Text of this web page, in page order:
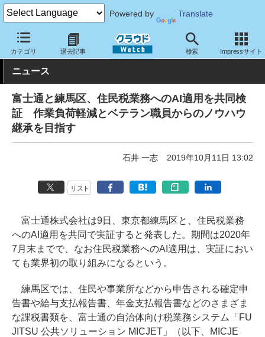
Powered by Translate
カテゴリ 過去記事 検索 Impressサイト
クラウド Watch トピック 導入事例 その他
ニュース
富士通と練馬区、住民税業務へのAI適用を共同検
証 作業負荷軽減とベテラン職員からのノウハウ
継承を目指す
石井 一志 2019年10月11日 13:02
リスト
富士通株式会社は9日、東京都練馬区と、住民税業務
へのAI適用を共同で実証すると発表した。期間は2020年
7月末までで、なお住民税業務へのAI適用は、実証におい
ても業界初の取り組みになるという。
練馬区では、住民や事業所などから申告される確定申
告書や給与支払報告書、年金支払報告書などのさまざま
な課税書類を、富士通の自治体向け税業務システム「FU
JITSU 公共ソリューション MICJET」（以下、MICJE